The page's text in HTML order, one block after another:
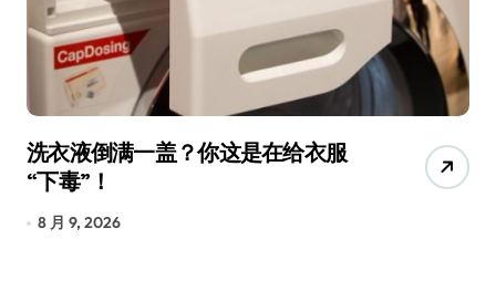
宠物美容吸尘器，是智商税还是真